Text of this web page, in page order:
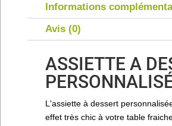
Informations
Avis (0)
ASSIETTE A
L'assiette à dessert
effet très chic à votre table